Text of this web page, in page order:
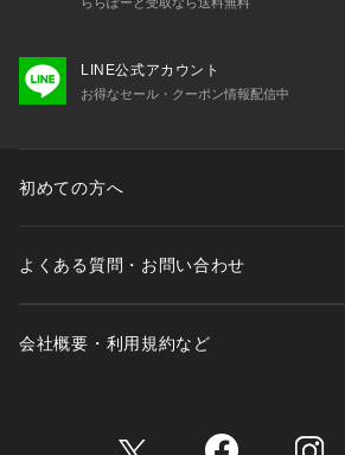
LINE公式アカウント
お得なセール・クーポン情報配信中
初めての方へ
よくある質問・お問い合わせ
会社概要・利用規約など